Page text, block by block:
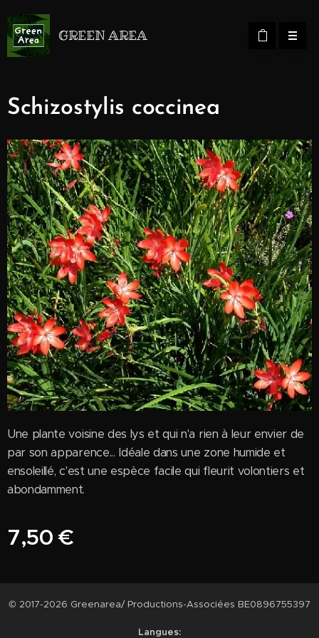
GREEN AREA
Schizostylis coccinea
Une plante voisine des lys et qui n'a rien à leur envier de
par son apparence... Idéale dans une zone humide et
ensoleillé, c'est une espèce facile qui fleurit volontiers et
abondamment.
7,50 €
© 2017-2026 Greenarea/ Productions-Associées BE0896755397
Langues